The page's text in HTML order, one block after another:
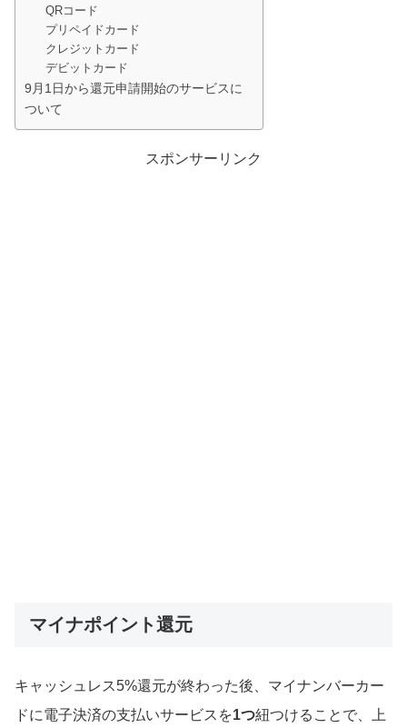
QRコード
プリペイドカード
クレジットカード
デビットカード
9月1日から還元申請開始のサービスに
ついて
スポンサーリンク
マイナポイント還元
キャッシュレス5%還元が終わった後、マイナンバーカー
ドに電子決済の支払いサービスを1つ紐つけることで、上